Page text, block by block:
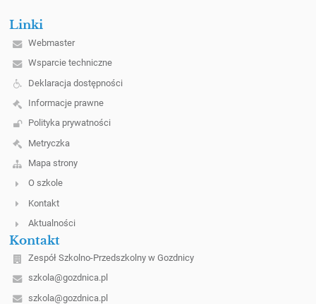
Linki
Webmaster
Wsparcie techniczne
Deklaracja dostępności
Informacje prawne
Polityka prywatności
Metryczka
Mapa strony
O szkole
Kontakt
Aktualności
Kontakt
Zespół Szkolno-Przedszkolny w Gozdnicy
szkola@gozdnica.pl
szkola@gozdnica.pl